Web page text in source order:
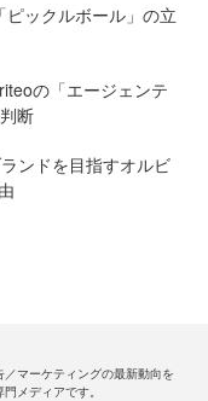
ピックルボール」の立
の「エージェンテ
断
ンドを目指すオルビ
マーケティングの最新動向を
メディアです。